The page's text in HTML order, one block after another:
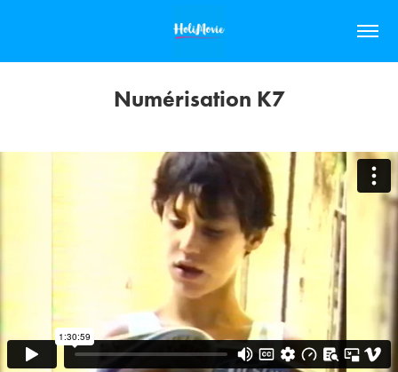
Numérisation K7